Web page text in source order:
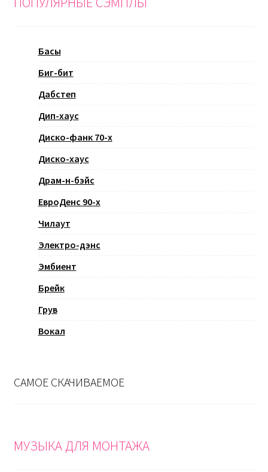
Басы
Биг-бит
Дабстеп
Дип-хаус
Диско-фанк 70-х
Диско-хаус
Драм-н-бэйс
ЕвроДенс 90-х
Чилаут
Электро-дэнс
Эмбиент
Брейк
Грув
Вокал
САМОЕ СКАЧИВАЕМОЕ
МУЗЫКА ДЛЯ МОНТАЖА